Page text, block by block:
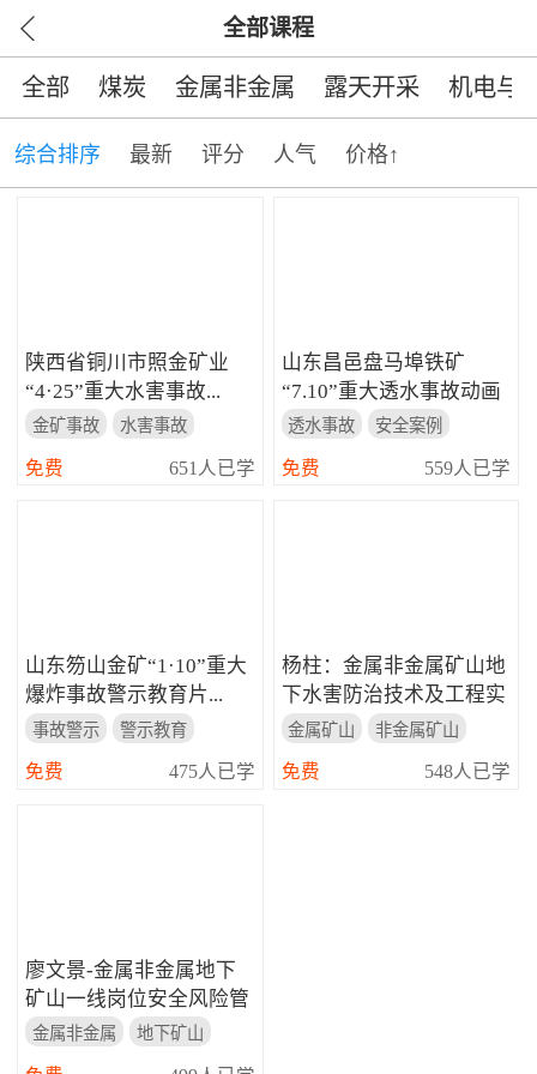
全部课程
全部 煤炭 金属非金属 露天开采 机电与
综合排序 最新 评分 人气 价格↑
陕西省铜川市照金矿业
“4·25”重大水害事故...
金矿事故 水害事故
安全警示
免费 651人已学
山东昌邑盘马埠铁矿
“7.10”重大透水事故动画
模拟演示...
透水事故 安全案例
重大事故
免费 559人已学
山东笏山金矿“1·10”重大
爆炸事故警示教育片...
事故警示 警示教育
爆炸事故
免费 475人已学
杨柱：金属非金属矿山地
下水害防治技术及工程实
践...
金属矿山 非金属矿山
防治技术
免费 548人已学
廖文景-金属非金属地下
矿山一线岗位安全风险管
控及作...
金属非金属 地下矿山